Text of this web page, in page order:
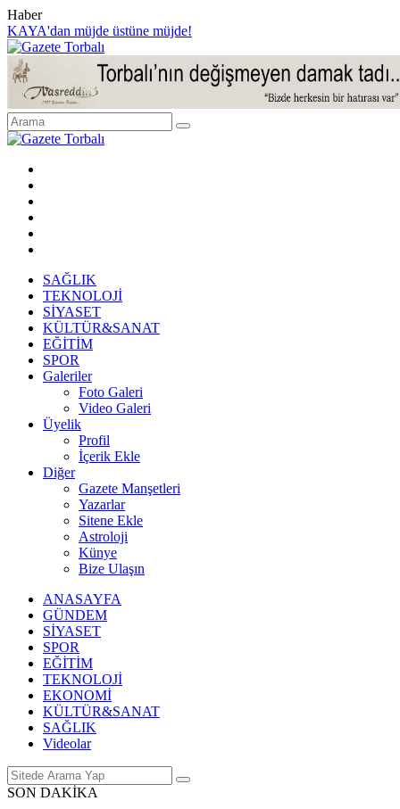
Haber
KAYA'dan müjde üstüne müjde!
SAĞLIK
TEKNOLOJİ
SİYASET
KÜLTÜR&SANAT
EĞİTİM
SPOR
Galeriler
Foto Galeri
Video Galeri
Üyelik
Profil
İçerik Ekle
Diğer
Gazete Manşetleri
Yazarlar
Sitene Ekle
Astroloji
Künye
Bize Ulaşın
ANASAYFA
GÜNDEM
SİYASET
SPOR
EĞİTİM
TEKNOLOJİ
EKONOMİ
KÜLTÜR&SANAT
SAĞLIK
Videolar
SON DAKİKA